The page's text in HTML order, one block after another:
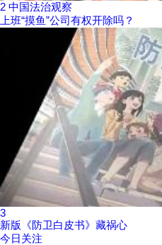
2 中国法治观察
上班“摸鱼”公司有权开除吗？
3
新版《防卫白皮书》藏祸心
今日关注